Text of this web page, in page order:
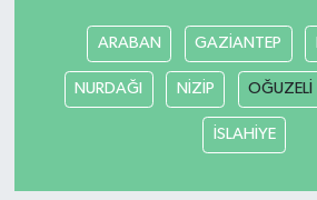
ARABAN GAZİANTEP
NURDAĞI NİZİP OĞUZELİ
İSLAHİYE